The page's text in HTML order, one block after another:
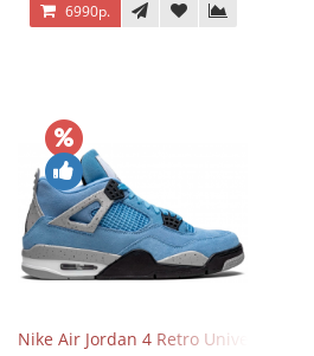
6990р.
Nike Air Jordan 4 Retro University Blue